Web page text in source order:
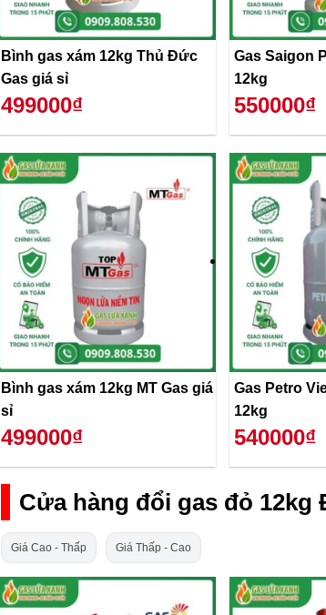
Bình gas xám 12kg Thủ Đức
Gas giá sỉ
499000₫
Gas Saigon
12kg
550000₫
Bình gas xám 12kg MT Gas giá
sỉ
499000₫
Gas Petro
12kg
540000₫
Cửa hàng đổi gas đỏ 12kg
Giá Cao - Thấp Giá Thấp - Cao